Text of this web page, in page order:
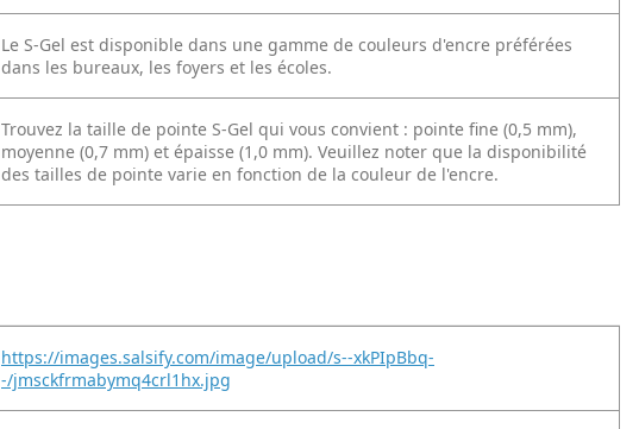
Le S-Gel est disponible dans une gamme de couleurs d'encre préférées
dans les bureaux, les foyers et les écoles.
Trouvez la taille de pointe S-Gel qui vous convient : pointe fine (0,5 mm),
moyenne (0,7 mm) et épaisse (1,0 mm). Veuillez noter que la disponibilité
des tailles de pointe varie en fonction de la couleur de l'encre.
https://images.salsify.com/image/upload/s--xkPIpBbq-
-/jmsckfrmabymq4crl1hx.jpg